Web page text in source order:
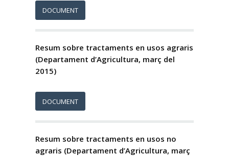
DOCUMENT
Resum sobre tractaments en usos agraris
(Departament d’Agricultura, març del
2015)
DOCUMENT
Resum sobre tractaments en usos no
agraris (Departament d’Agricultura, març